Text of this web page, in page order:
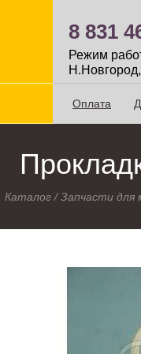
8 831
Режим
Оплата
Каталог /Запчасти для